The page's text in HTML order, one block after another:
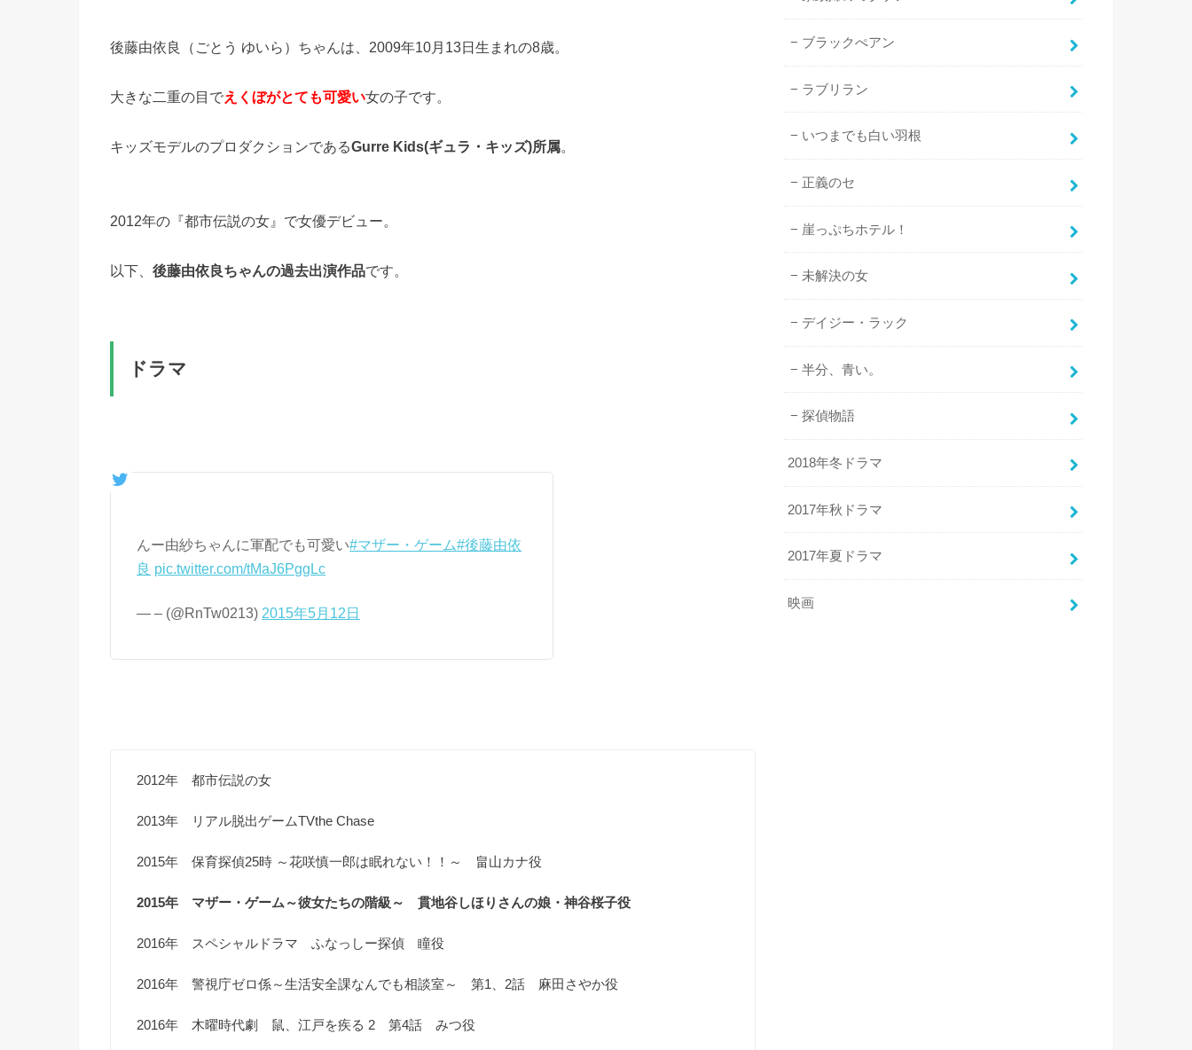
後藤由依良（ごとう ゆいら）ちゃんは、2009年10月13日生まれの8歳。
大きな二重の目でえくぼがとても可愛い女の子です。
キッズモデルのプロダクションであるGurre Kids(ギュラ・キッズ)所属。
2012年の『都市伝説の女』で女優デビュー。
以下、 後藤由依良ちゃんの過去出演作品です。
ドラマ
んー由紗ちゃんに軍配でも可愛い#マザー・ゲーム#後藤由依
良 pic.twitter.com/tMaJ6PggLc
— – (@RnTw0213)2015年5月12日
2012年 都市伝説の女
2013年 リアル脱出ゲームTVthe Chase
2015年 保育探偵25時 ～花咲慎一郎は眠れない！！～ 畠山カナ役
2015年 マザー・ゲーム～彼女たちの階級～ 貫地谷しほりさんの娘・神谷桜子役
2016年 スペシャルドラマ ふなっしー探偵 瞳役
2016年 警視庁ゼロ係～生活安全課なんでも相談室～ 第1、2話 麻田さやか役
2016年 木曜時代劇 鼠、江戸を疾る 2 第4話 みつ役
ブラックぺアン
ラブリラン
いつまでも白い羽根
正義のセ
崖っぷちホテル！
未解決の女
デイジー・ラック
半分、青い。
探偵物語
2018年冬ドラマ
2017年秋ドラマ
2017年夏ドラマ
映画